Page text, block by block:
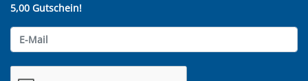
5,00 Gutschein!